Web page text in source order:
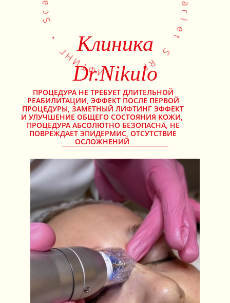
S
a
r
e
t
S
R
F
–
Л
И
Ф
Т
И
Н
Г
•
Клиника
Dr.Nikulo
ПРОЦЕДУРА НЕ ТРЕБУЕТ ДЛИТЕЛЬНОЙ
РЕАБИЛИТАЦИИ, ЭФФЕКТ ПОСЛЕ ПЕРВОЙ
ПРОЦЕДУРЫ, ЗАМЕТНЫЙ ЛИФТИНГ ЭФФЕКТ
И УЛУЧШЕНИЕ ОБЩЕГО СОСТОЯНИЯ КОЖИ,
ПРОЦЕДУРА АБСОЛЮТНО БЕЗОПАСНА, НЕ
ПОВРЕЖДАЕТ ЭПИДЕРМИС, ОТСУТСТВИЕ
ОСЛОЖНЕНИЙ
ЗАПИСАТЬСЯ НА КОНСУЛЬТАЦИЮ